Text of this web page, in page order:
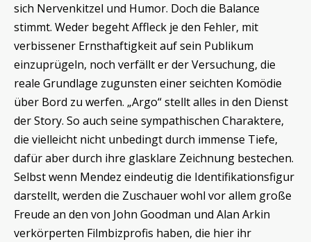
sich Nervenkitzel und Humor. Doch die Balance
stimmt. Weder begeht Affleck je den Fehler, mit
verbissener Ernsthaftigkeit auf sein Publikum
einzuprügeln, noch verfällt er der Versuchung, die
reale Grundlage zugunsten einer seichten Komödie
über Bord zu werfen. „Argo“ stellt alles in den Dienst
der Story. So auch seine sympathischen Charaktere,
die vielleicht nicht unbedingt durch immense Tiefe,
dafür aber durch ihre glasklare Zeichnung bestechen.
Selbst wenn Mendez eindeutig die Identifikationsfigur
darstellt, werden die Zuschauer wohl vor allem große
Freude an den von John Goodman und Alan Arkin
verkörperten Filmbizprofis haben, die hier ihr